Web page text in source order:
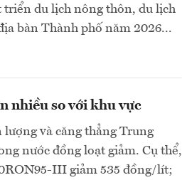
triển du lịch nông thôn, du lịch
bàn Thành phố năm 2026...
nhiều so với khu vực
và căng thẳng Trung
nước đồng loạt giảm. Cụ thể,
III giảm 535 đồng/lít;